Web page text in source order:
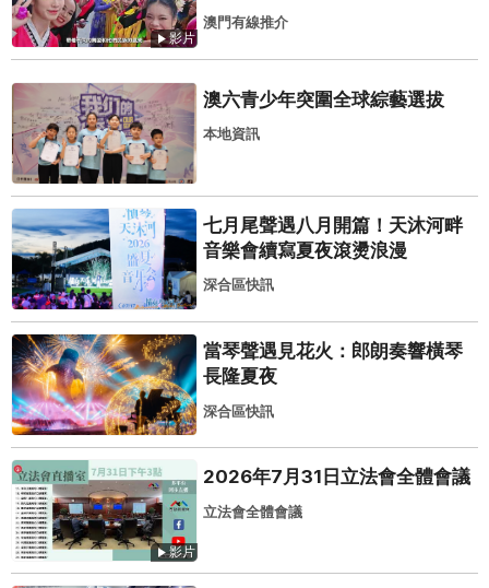
影片
澳門有線推介
澳六青少年突圍全球綜藝選拔
本地資訊
七月尾聲遇八月開篇！天沐河畔
音樂會續寫夏夜滾燙浪漫
深合區快訊
當琴聲遇見花火：郎朗奏響橫琴
長隆夏夜
深合區快訊
影片
2026年7月31日立法會全體會議
立法會全體會議